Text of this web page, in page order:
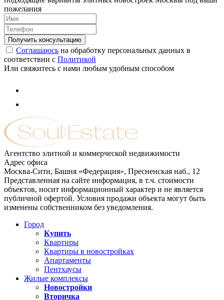
пожелания
Соглашаюсь на обработку персональных данных в
соответствии с Политикой
Или свяжитесь с нами любым удобным способом
Агентство элитной и коммерческой недвижимости
Адрес офиса
Москва-Сити, Башня «Федерация», Пресненская наб., 12
Представленная на сайте информация, в т.ч. стоимости
объектов, носит информационный характер и не является
публичной офертой. Условия продажи объекта могут быть
изменены собственником без уведомления.
Город
Купить
Квартиры
Квартиры в новостройках
Апартаменты
Пентхаусы
Жилые комплексы
Новостройки
Вторичка